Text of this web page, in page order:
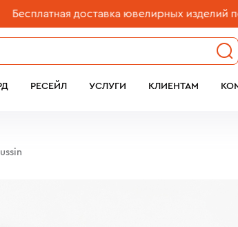
доставка ювелирных изделий по
РЕСЕЙЛ УСЛУГИ КЛИЕНТАМ